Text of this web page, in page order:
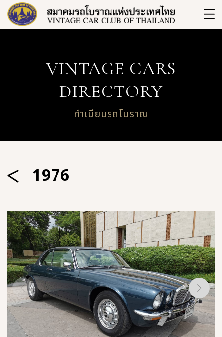
VINTAGE CARS
DIRECTORY
ทำเนียบรถโบราณ
1976